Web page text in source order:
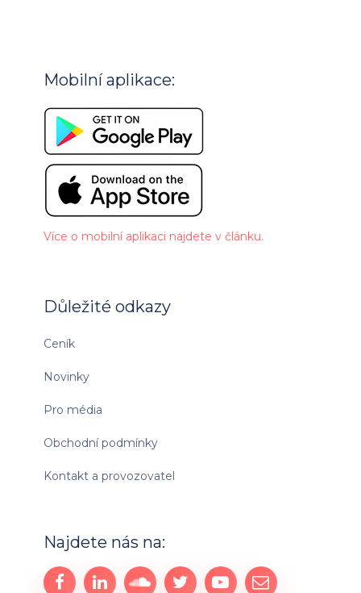
Mobilní aplikace:
Více o mobilní aplikaci najdete v článku.
Důležité odkazy
Ceník
Novinky
Pro média
Obchodní podmínky
Kontakt a provozovatel
Najdete nás na: